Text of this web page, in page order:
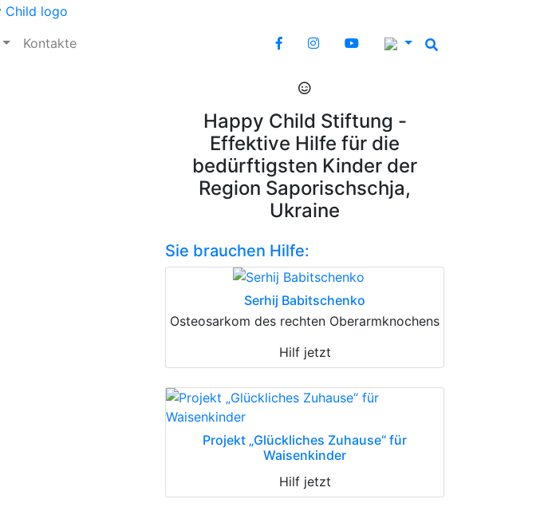
Kontakte
Happy Child Stiftung -
Effektive Hilfe für die
bedürftigsten Kinder der
Region Saporischschja,
Ukraine
Sie brauchen Hilfe:
Serhij Babitschenko
Osteosarkom des rechten Oberarmknochens
Hilf jetzt
Projekt „Glückliches Zuhause“ für
Waisenkinder
Hilf jetzt